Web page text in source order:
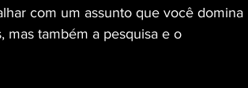
com um assunto que você domina
mas também a pesquisa e o